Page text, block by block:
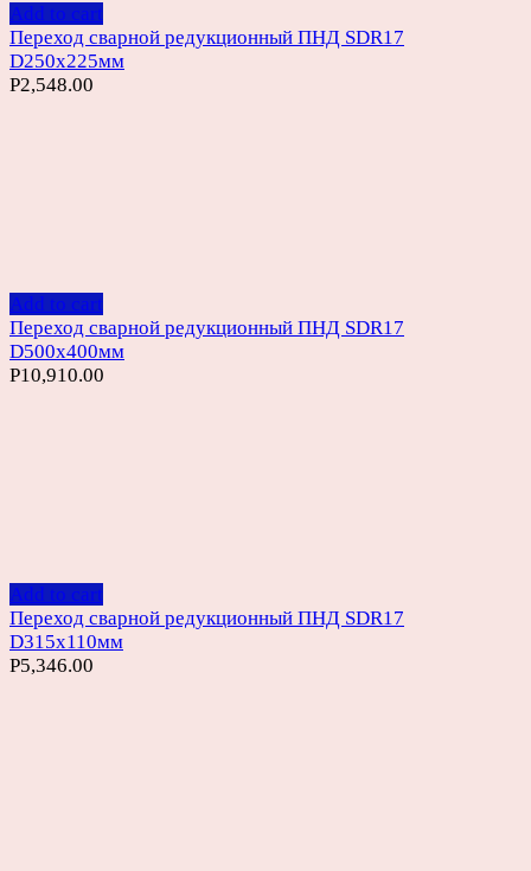
Add to cart
Переход сварной редукционный ПНД SDR17
D250х225мм
Р2,548.00
Add to cart
Переход сварной редукционный ПНД SDR17
D500х400мм
Р10,910.00
Add to cart
Переход сварной редукционный ПНД SDR17
D315х110мм
Р5,346.00